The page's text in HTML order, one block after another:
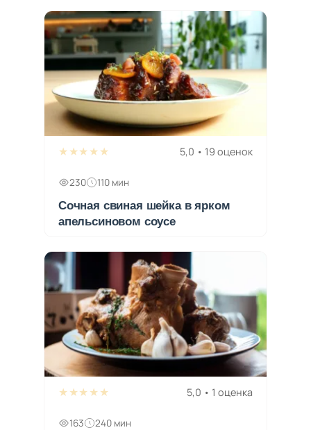
★★★★★ 5,0 • 19 оценок
230 110 мин
Сочная свиная шейка в ярком
апельсиновом соусе
★★★★★ 5,0 • 1 оценка
163 240 мин